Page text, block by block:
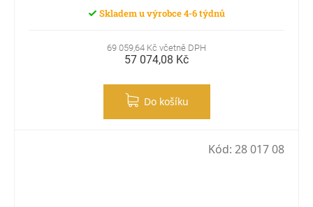
Skladem u výrobce 4-6 týdnů
69 059,64 Kč včetně DPH
57 074,08 Kč
Do košíku
Kód: 28 017 08